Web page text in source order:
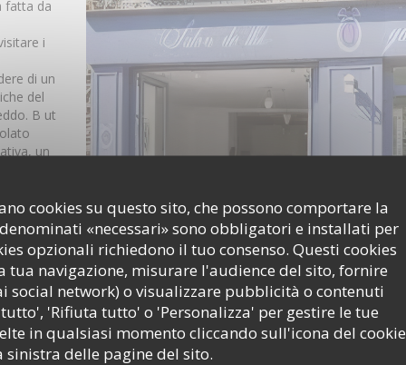
cookies su questo sito, che possono comportare la
«necessari» sono obbligatori e installati per
opzionali richiedono il tuo consenso. Questi cookies
tua navigazione, misurare l'audience del sito, fornire
social network) o visualizzare pubblicità o contenuti
'Rifiuta tutto' o 'Personalizza' per gestire le tue
in qualsiasi momento cliccando sull'icona del cookie
sinistra delle pagine del sito.
fatta da
i
di un
del
B ut
un
la
esperto
e libri